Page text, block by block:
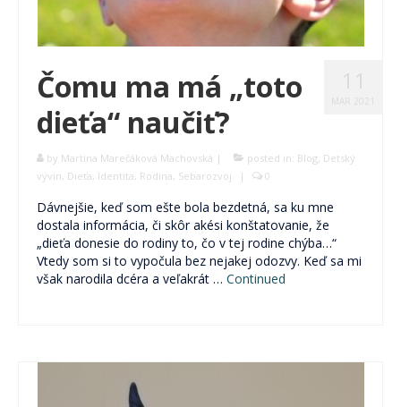
Čomu ma má „toto
dieťa“ naučiť?
by Martina Marečáková Machovská | posted in: Blog, Detský
vývin, Dieťa, Identita, Rodina, Sebarozvoj | 0
Dávnejšie, keď som ešte bola bezdetná, sa ku mne
dostala informácia, či skôr akési konštatovanie, že
„dieťa donesie do rodiny to, čo v tej rodine chýba…“
Vtedy som si to vypočula bez nejakej odozvy. Keď sa mi
však narodila dcéra a veľakrát … Continued